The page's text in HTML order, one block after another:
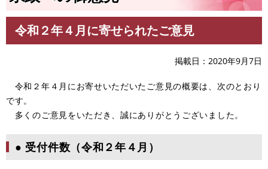
頭
す文
令和２年４月に寄せられたご意見
掲載日 2020年9月7日
令和２年４月にお寄せいただいたご意見の概要は、次のとおり
です。
多くのご意見をいただき、誠にありがとうございました。
● 受付件数（令和２年４月）